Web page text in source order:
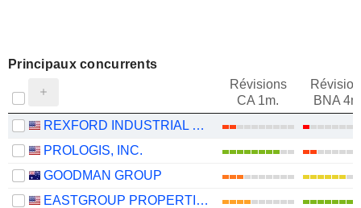
Principaux concurrents
Révisions
CA 1m.
BNA
REXFORD INDUSTRIAL REALTY, INC.
PROLOGIS, INC.
GOODMAN GROUP
EASTGROUP PROPERTIES, INC.